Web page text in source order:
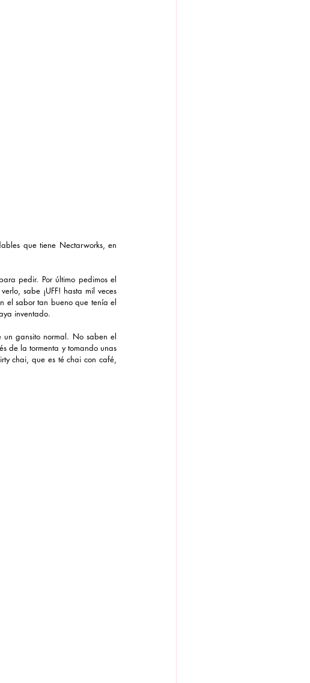
que tiene Nectarworks, en
pedir. Por último pedimos el
sabe ¡UFF! hasta mil veces
el sabor tan bueno que tenía el
inventado.
un gansito normal. No saben el
de la tormenta y tomando unas
chai, que es té chai con café,